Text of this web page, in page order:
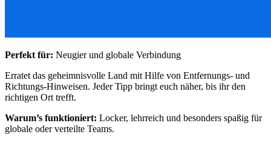
Perfekt für: Neugier und globale Verbindung
Erratet das geheimnisvolle Land mit Hilfe von Entfernungs- und
Richtungs-Hinweisen. Jeder Tipp bringt euch näher, bis ihr den
richtigen Ort trefft.
Warum’s funktioniert: Locker, lehrreich und besonders spaßig für
globale oder verteilte Teams.